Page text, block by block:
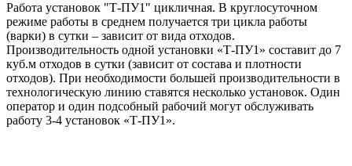
Работа установок "Т-ПУ1" цикличная. В круглосуточном
режиме работы в среднем получается три цикла работы
(варки) в сутки – зависит от вида отходов.
Производительность одной установки «Т-ПУ1» составит до 7
куб.м отходов в сутки (зависит от состава и плотности
отходов). При необходимости большей производительности в
технологическую линию ставятся несколько установок. Один
оператор и один подсобный рабочий могут обслуживать
работу 3-4 установок «Т-ПУ1».